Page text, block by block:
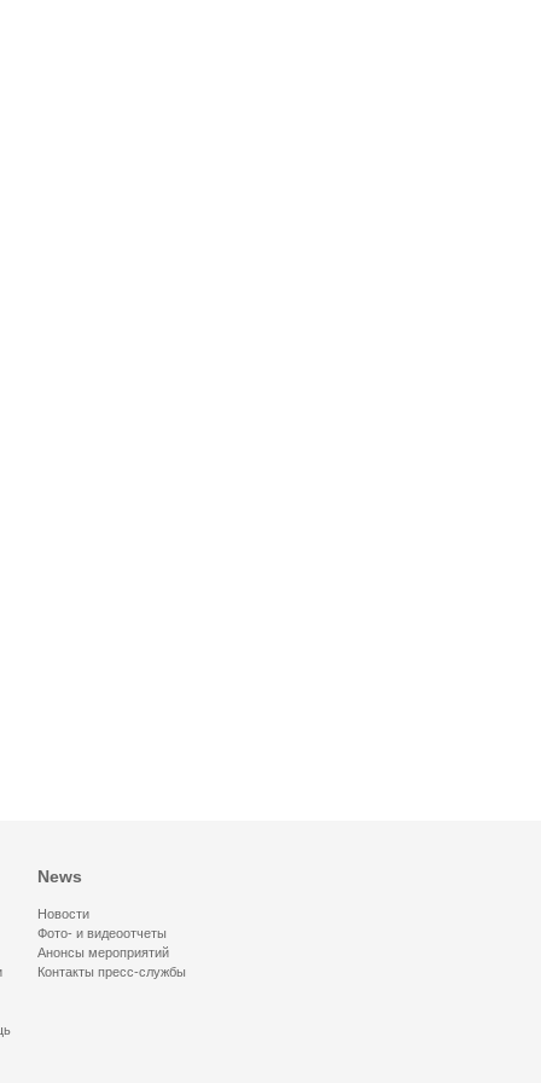
News
Новости
Фото- и видеоотчеты
Анонсы мероприятий
Контакты пресс-службы